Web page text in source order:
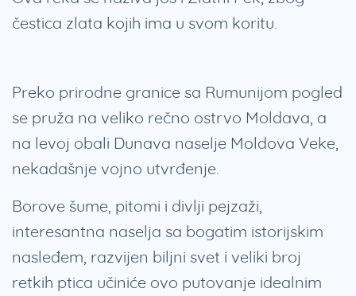
čestica zlata kojih ima u svom koritu.
Preko prirodne granice sa Rumunijom pogled
se pruža na veliko rečno ostrvo Moldava, a
na levoj obali Dunava naselje Moldova Veke,
nekadašnje vojno utvrđenje.
Borove šume, pitomi i divlji pejzaži,
interesantna naselja sa bogatim istorijskim
nasleđem, razvijen biljni svet i veliki broj
retkih ptica učiniće ovo putovanje idealnim